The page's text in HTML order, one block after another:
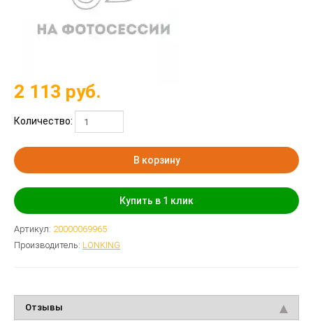
2 113 руб.
Количество:
В корзину
Купить в 1 клик
Артикул: 20000069965
Производитель: LONKING
Отзывы